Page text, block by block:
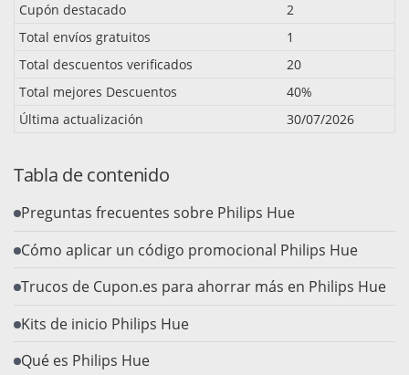
Cupón destacado
2
Total envíos gratuitos
1
Total descuentos verificados
20
Total mejores Descuentos
40%
Última actualización
30/07/2026
Tabla de contenido
Preguntas frecuentes sobre Philips Hue
Cómo aplicar un código promocional Philips Hue
Trucos de Cupon.es para ahorrar más en Philips Hue
Kits de inicio Philips Hue
Qué es Philips Hue